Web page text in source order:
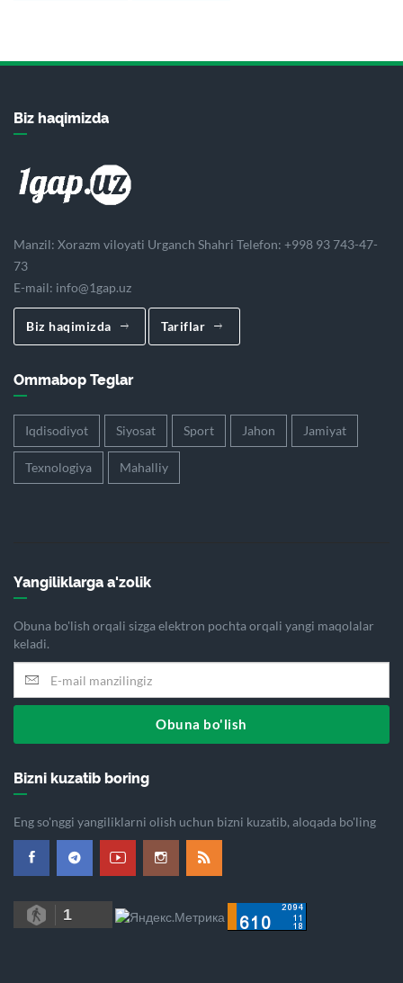
Biz haqimizda
Manzil: Xorazm viloyati Urganch Shahri Telefon: +998 93 743-47-
73
E-mail: info@1gap.uz
Biz haqimizda Tariflar
Ommabop Teglar
Iqdisodiyot Siyosat Sport Jahon Jamiyat
Texnologiya Mahalliy
Yangiliklarga a'zolik
Obuna bo'lish orqali sizga elektron pochta orqali yangi maqolalar
keladi.
Obuna bo'lish
Bizni kuzatib boring
Eng so'nggi yangiliklarni olish uchun bizni kuzatib, aloqada bo'ling
1